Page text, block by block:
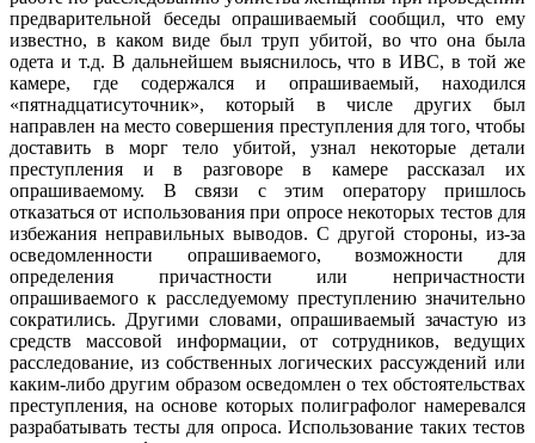
предварительной беседы опрашиваемый сообщил, что ему
известно, в каком виде был труп убитой, во что она была
одета и т.д. В дальнейшем выяснилось, что в ИВС, в той же
камере, где содержался и опрашиваемый, находился
«пятнадцатисуточник», который в числе других был
направлен на место совершения преступления для того, чтобы
доставить в морг тело убитой, узнал некоторые детали
преступления и в разговоре в камере рассказал их
опрашиваемому. В связи с этим оператору пришлось
отказаться от использования при опросе некоторых тестов для
избежания неправильных выводов. С другой стороны, из-за
осведомленности опрашиваемого, возможности для
определения причастности или непричастности
опрашиваемого к расследуемому преступлению значительно
сократились. Другими словами, опрашиваемый зачастую из
средств массовой информации, от сотрудников, ведущих
расследование, из собственных логических рассуждений или
каким-либо другим образом осведомлен о тех обстоятельствах
преступления, на основе которых полиграфолог намеревался
разрабатывать тесты для опроса. Использование таких тестов